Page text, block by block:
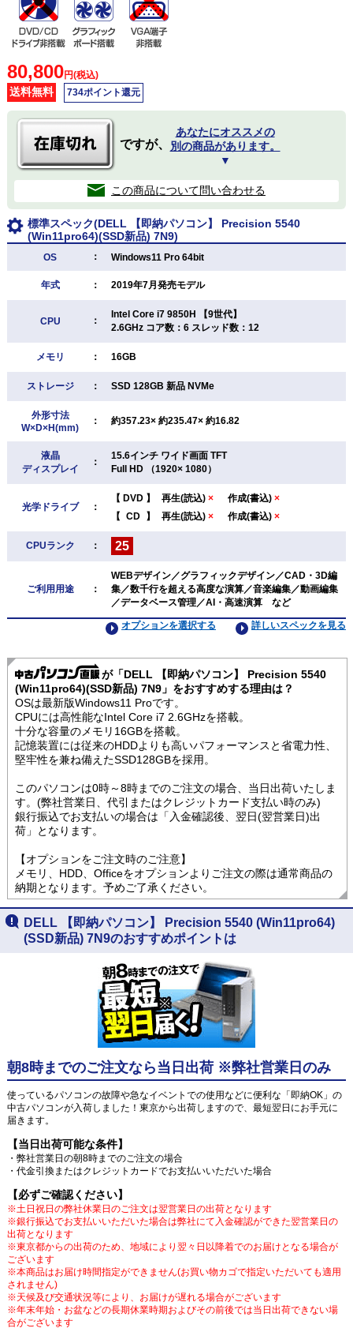
80,800円(税込)
送料無料 734ポイント還元
ですが、
あなたにオススメの
別の商品があります。
▼
この商品について問い合わせる
標準スペック(DELL 【即納パソコン】 Precision 5540
(Win11pro64)(SSD新品) 7N9)
OS ： Windows11 Pro 64bit
年式 ： 2019年7月発売モデル
CPU ：
Intel Core i7 9850H 【9世代】
2.6GHz コア数：6 スレッド数：12
メモリ ： 16GB
ストレージ ： SSD 128GB 新品 NVMe
外形寸法
W×D×H(mm)
： 約357.23× 約235.47× 約16.82
液晶
ディスプレイ
：
15.6インチ ワイド画面 TFT
Full HD （1920× 1080）
光学ドライブ ：
【 DVD 】 再生(読込) × 作成(書込) ×
【 CD 】 再生(読込) × 作成(書込) ×
CPUランク ： 25
ご利用用途 ：
WEBデザイン／グラフィックデザイン／CAD・3D編
集／数千行を超える高度な演算／音楽編集／動画編集
／データベース管理／AI・高速演算 など
詳しいスペックを見る
オプションを選択する
が「DELL 【即納パソコン】 Precision 5540
(Win11pro64)(SSD新品) 7N9」をおすすめする理由は？
OSは最新版Windows11 Proです。
CPUには高性能なIntel Core i7 2.6GHzを搭載。
十分な容量のメモリ16GBを搭載。
記憶装置には従来のHDDよりも高いパフォーマンスと省電力性、
堅牢性を兼ね備えたSSD128GBを採用。
このパソコンは0時～8時までのご注文の場合、当日出荷いたしま
す。(弊社営業日、代引またはクレジットカード支払い時のみ)
銀行振込でお支払いの場合は「入金確認後、翌日(翌営業日)出
荷」となります。
【オプションをご注文時のご注意】
メモリ、HDD、Officeをオプションよりご注文の際は通常商品の
納期となります。予めご了承ください。
DELL 【即納パソコン】 Precision 5540 (Win11pro64)
(SSD新品) 7N9のおすすめポイントは
朝8時までのご注文なら当日出荷 ※弊社営業日のみ
使っているパソコンの故障や急なイベントでの使用などに便利な「即納OK」の
中古パソコンが入荷しました！東京から出荷しますので、最短翌日にお手元に
届きます。
【当日出荷可能な条件】
・弊社営業日の朝8時までのご注文の場合
・代金引換またはクレジットカードでお支払いいただいた場合
【必ずご確認ください】
※土日祝日の弊社休業日のご注文は翌営業日の出荷となります
※銀行振込でお支払いいただいた場合は弊社にて入金確認ができた翌営業日の
出荷となります
※東京都からの出荷のため、地域により翌々日以降着でのお届けとなる場合が
ございます
※本商品はお届け時間指定ができません(お買い物カゴで指定いただいても適用
されません)
※天候及び交通状況等により、お届けが遅れる場合がございます
※年末年始・お盆などの長期休業時期およびその前後では当日出荷できない場
合がございます